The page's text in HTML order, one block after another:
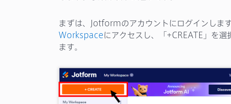
まずは、Jotformのアカウントにログインします
Workspaceにアクセスし、「+CREATE」を
ます。